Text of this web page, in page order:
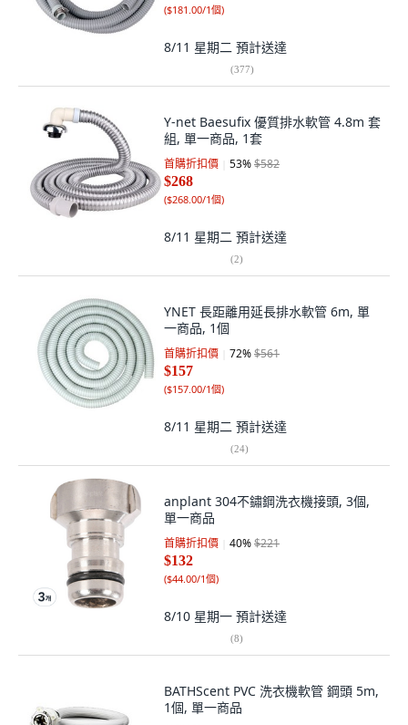
($181.00/1個)
8/11 星期二 預計送達
(377)
Y-net Baesufix 優質排水軟管 4.8m 套
組, 單一商品, 1套
首購折扣價 53%$582
$268
($268.00/1個)
8/11 星期二 預計送達
(2)
YNET 長距離用延長排水軟管 6m, 單
一商品, 1個
首購折扣價 72%$561
$157
($157.00/1個)
8/11 星期二 預計送達
(24)
anplant 304不鏽鋼洗衣機接頭, 3個,
單一商品
首購折扣價 40%$221
$132
($44.00/1個)
8/10 星期一 預計送達
(8)
BATHScent PVC 洗衣機軟管 鋼頭 5m,
1個, 單一商品